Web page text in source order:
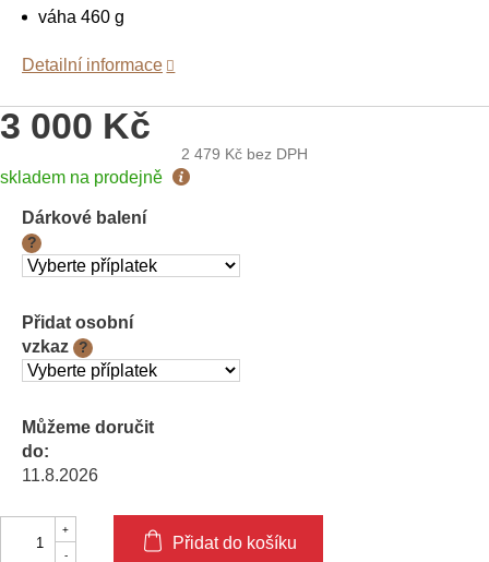
3 000 Kč
2 479 Kč bez DPH
Měrná
skladem na prodejně
Dárkové balení
?
Přidat osobní
vzkaz
?
Můžeme doručit
do:
11.8.2026
Přidat do košíku
váha 460 g
Detailní informace